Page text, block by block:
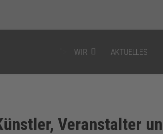
WIR AKTUELLES
Veranstalter